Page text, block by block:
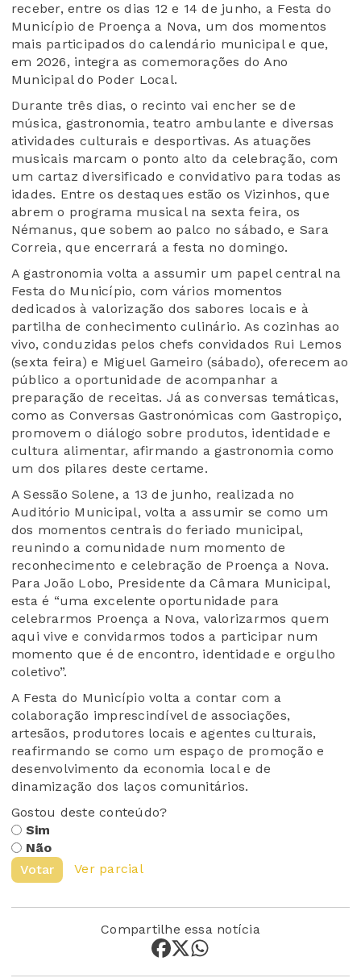
receber, entre os dias 12 e 14 de junho, a Festa do
Município de Proença a Nova, um dos momentos
mais participados do calendário municipal e que,
em 2026, integra as comemorações do Ano
Municipal do Poder Local.
Durante três dias, o recinto vai encher se de
música, gastronomia, teatro ambulante e diversas
atividades culturais e desportivas. As atuações
musicais marcam o ponto alto da celebração, com
um cartaz diversificado e convidativo para todas as
idades. Entre os destaques estão os Vizinhos, que
abrem o programa musical na sexta feira, os
Némanus, que sobem ao palco no sábado, e Sara
Correia, que encerrará a festa no domingo.
A gastronomia volta a assumir um papel central na
Festa do Município, com vários momentos
dedicados à valorização dos sabores locais e à
partilha de conhecimento culinário. As cozinhas ao
vivo, conduzidas pelos chefs convidados Rui Lemos
(sexta feira) e Miguel Gameiro (sábado), oferecem ao
público a oportunidade de acompanhar a
preparação de receitas. Já as conversas temáticas,
como as Conversas Gastronómicas com Gastropiço,
promovem o diálogo sobre produtos, identidade e
cultura alimentar, afirmando a gastronomia como
um dos pilares deste certame.
A Sessão Solene, a 13 de junho, realizada no
Auditório Municipal, volta a assumir se como um
dos momentos centrais do feriado municipal,
reunindo a comunidade num momento de
reconhecimento e celebração de Proença a Nova.
Para João Lobo, Presidente da Câmara Municipal,
esta é “uma excelente oportunidade para
celebrarmos Proença a Nova, valorizarmos quem
aqui vive e convidarmos todos a participar num
momento que é de encontro, identidade e orgulho
coletivo”.
A Festa do Município volta a contar com a
colaboração imprescindível de associações,
artesãos, produtores locais e agentes culturais,
reafirmando se como um espaço de promoção e
desenvolvimento da economia local e de
dinamização dos laços comunitários.
Gostou deste conteúdo?
Sim
Não
Votar
Ver parcial
Compartilhe essa notícia